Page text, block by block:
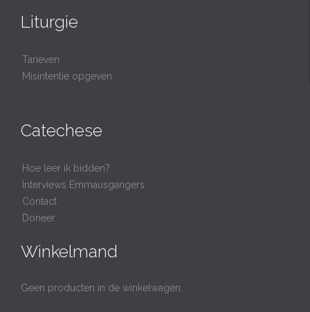
Liturgie
Tarieven
Misintentie opgeven
Catechese
Hoe leer ik bidden?
Interviews Emmausgangers
Contact
Doneer
Winkelmand
Geen producten in de winkelwagen.